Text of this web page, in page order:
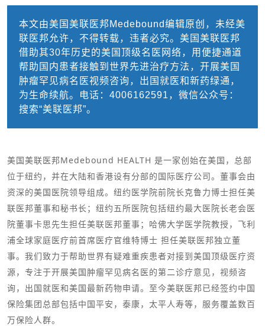
本文由美国美联医邦Medebound编辑原创，未经美
联医邦允许，不得转载，违者必究。美国美联医邦
借助其30年历史的美国顶级名医网络，用便捷通道
帮助国内患者接触到世界先进治疗方法，开展美国
肿瘤罕见病名医视频咨询，出国就医和新药绿通，
为生命续航。电话：4006162591，微信公众号：
搜索“美联医邦”。
美国美联医邦Medebound HEALTH 是一家创始在美国，总部
位于纽约，并在大陆和香港设有分部的国际医疗公司。董事会由
资深的美国医院领导组成。纽约医学院前院长克鲁力博士担任美
联医邦董事和秘书长；纽约五所医院包括纽约最大医院长老会医
院董事卡思先生担任美联医邦董事；哈佛大学医学院教授，飞利
浦全球家庭医疗前首席医疗官维特博士 担任美联医邦独立董
事。我们致力于帮助世界有疑难重疾患者对接到美国顶级医疗资
源，专注于开展美国肿瘤罕见病名医的第二诊疗意见，视频咨
询，出国就医和美国最新药物申请。至今美联医邦已经签约中国
保险集团总部包括中国平安，泰康，太平人寿等，服务覆盖数百
万保险人群。